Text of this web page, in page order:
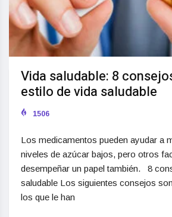
Vida saludable: 8
estilo de vida saludable
1506
Los medicamentos pueden ayudar a
niveles de azúcar bajos, pero otros
desempeñar un papel también. 8
saludable Los siguientes consejos
los que le han